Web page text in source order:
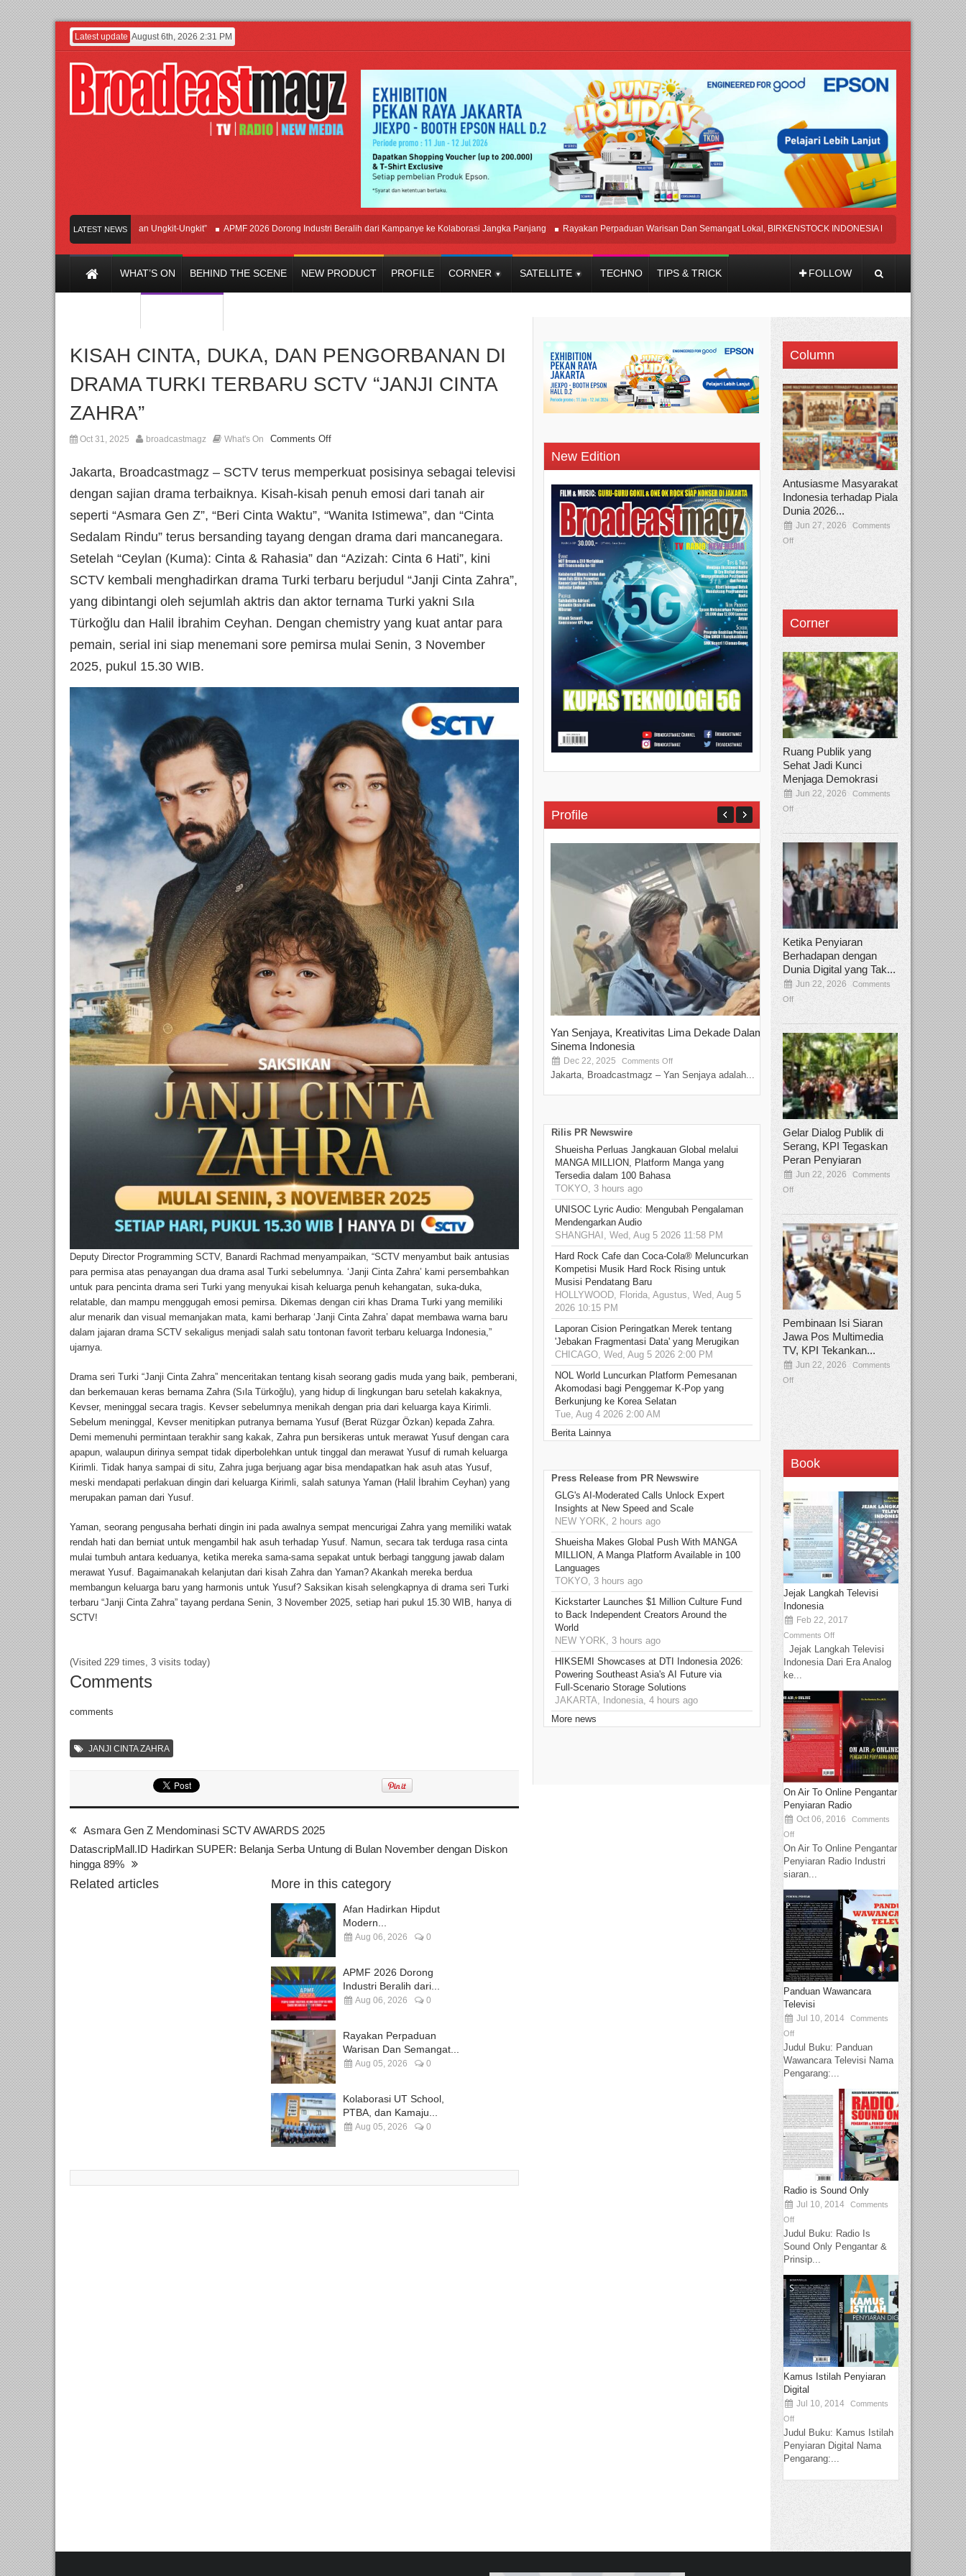
Latest update August 6th, 2026 2:31 PM
LATEST NEWS
Hipdut Modern “Jangan Ungkit-Ungkit” APMF 2026 Dorong Industri Beralih dari Kampanye ke Kolaborasi Jangka Panjang Rayakan Perpaduan Warisan Dan Semangat Lokal, BIRKENSTOCK INDONESIA Membuka Took di Ubud, Bali
WHAT’S ON BEHIND THE SCENE NEW PRODUCT PROFILE CORNER SATELLITE TECHNO TIPS & TRICK FOLLOW
KISAH CINTA, DUKA, DAN PENGORBANAN DI
DRAMA TURKI TERBARU SCTV “JANJI CINTA
ZAHRA”
Oct 31, 2025 broadcastmagz What's On Comments Off
Jakarta, Broadcastmagz – SCTV terus memperkuat posisinya sebagai televisi
dengan sajian drama terbaiknya. Kisah-kisah penuh emosi dari tanah air
seperti “Asmara Gen Z”, “Beri Cinta Waktu”, “Wanita Istimewa”, dan “Cinta
Sedalam Rindu” terus bersanding tayang dengan drama dari mancanegara.
Setelah “Ceylan (Kuma): Cinta & Rahasia” dan “Azizah: Cinta 6 Hati”, kini
SCTV kembali menghadirkan drama Turki terbaru berjudul “Janji Cinta Zahra”,
yang dibintangi oleh sejumlah aktris dan aktor ternama Turki yakni Sıla
Türkoğlu dan Halil İbrahim Ceyhan. Dengan chemistry yang kuat antar para
pemain, serial ini siap menemani sore pemirsa mulai Senin, 3 November
2025, pukul 15.30 WIB.
Deputy Director Programming SCTV, Banardi Rachmad menyampaikan, “SCTV menyambut baik antusias
para permisa atas penayangan dua drama asal Turki sebelumnya. ‘Janji Cinta Zahra’ kami persembahkan
untuk para pencinta drama seri Turki yang menyukai kisah keluarga penuh kehangatan, suka-duka,
relatable, dan mampu menggugah emosi pemirsa. Dikemas dengan ciri khas Drama Turki yang memiliki
alur menarik dan visual memanjakan mata, kami berharap ‘Janji Cinta Zahra’ dapat membawa warna baru
dalam jajaran drama SCTV sekaligus menjadi salah satu tontonan favorit terbaru keluarga Indonesia,”
ujarnya.
Drama seri Turki “Janji Cinta Zahra” menceritakan tentang kisah seorang gadis muda yang baik, pemberani,
dan berkemauan keras bernama Zahra (Sıla Türkoğlu), yang hidup di lingkungan baru setelah kakaknya,
Kevser, meninggal secara tragis. Kevser sebelumnya menikah dengan pria dari keluarga kaya Kirimli.
Sebelum meninggal, Kevser menitipkan putranya bernama Yusuf (Berat Rüzgar Özkan) kepada Zahra.
Demi memenuhi permintaan terakhir sang kakak, Zahra pun bersikeras untuk merawat Yusuf dengan cara
apapun, walaupun dirinya sempat tidak diperbolehkan untuk tinggal dan merawat Yusuf di rumah keluarga
Kirimli. Tidak hanya sampai di situ, Zahra juga berjuang agar bisa mendapatkan hak asuh atas Yusuf,
meski mendapati perlakuan dingin dari keluarga Kirimli, salah satunya Yaman (Halil İbrahim Ceyhan) yang
merupakan paman dari Yusuf.
Yaman, seorang pengusaha berhati dingin ini pada awalnya sempat mencurigai Zahra yang memiliki watak
rendah hati dan berniat untuk mengambil hak asuh terhadap Yusuf. Namun, secara tak terduga rasa cinta
mulai tumbuh antara keduanya, ketika mereka sama-sama sepakat untuk berbagi tanggung jawab dalam
merawat Yusuf. Bagaimanakah kelanjutan dari kisah Zahra dan Yaman? Akankah mereka berdua
membangun keluarga baru yang harmonis untuk Yusuf? Saksikan kisah selengkapnya di drama seri Turki
terbaru “Janji Cinta Zahra” tayang perdana Senin, 3 November 2025, setiap hari pukul 15.30 WIB, hanya di
SCTV!
(Visited 229 times, 3 visits today)
Comments
comments
JANJI CINTA ZAHRA
Asmara Gen Z Mendominasi SCTV AWARDS 2025
DatascripMall.ID Hadirkan SUPER: Belanja Serba Untung di Bulan November dengan Diskon
hingga 89%
Related articles More in this category
Afan Hadirkan Hipdut
Modern...
Aug 06, 2026 0
APMF 2026 Dorong
Industri Beralih dari...
Aug 06, 2026 0
Rayakan Perpaduan
Warisan Dan Semangat...
Aug 05, 2026 0
Kolaborasi UT School,
PTBA, dan Kamaju...
Aug 05, 2026 0
New Edition
Profile
Yan Senjaya, Kreativitas Lima Dekade Dalam
Sinema Indonesia
Dec 22, 2025 Comments Off
Jakarta, Broadcastmagz – Yan Senjaya adalah...
Tamee Irelly Menjadi Juri Open
Film Terbaru...
Sep 08, 2025 Comments Off
Bekasi, Broadcastmagz – Dalam upaya
talenta...
Rilis PR Newswire
Shueisha Perluas Jangkauan Global melalui
MANGA MILLION, Platform Manga yang
Tersedia dalam 100 Bahasa
TOKYO, 3 hours ago
UNISOC Lyric Audio: Mengubah Pengalaman
Mendengarkan Audio
SHANGHAI, Wed, Aug 5 2026 11:58 PM
Hard Rock Cafe dan Coca-Cola® Meluncurkan
Kompetisi Musik Hard Rock Rising untuk
Musisi Pendatang Baru
HOLLYWOOD, Florida, Agustus, Wed, Aug 5
2026 10:15 PM
Laporan Cision Peringatkan Merek tentang
'Jebakan Fragmentasi Data' yang Merugikan
CHICAGO, Wed, Aug 5 2026 2:00 PM
NOL World Luncurkan Platform Pemesanan
Akomodasi bagi Penggemar K-Pop yang
Berkunjung ke Korea Selatan
Tue, Aug 4 2026 2:00 AM
Berita Lainnya
Press Release from PR Newswire
GLG's AI-Moderated Calls Unlock Expert
Insights at New Speed and Scale
NEW YORK, 2 hours ago
Shueisha Makes Global Push With MANGA
MILLION, A Manga Platform Available in 100
Languages
TOKYO, 3 hours ago
Kickstarter Launches $1 Million Culture Fund
to Back Independent Creators Around the
World
NEW YORK, 3 hours ago
HIKSEMI Showcases at DTI Indonesia 2026:
Powering Southeast Asia's AI Future via
Full‑Scenario Storage Solutions
JAKARTA, Indonesia, 4 hours ago
More news
Column
Antusiasme Masyarakat
Indonesia terhadap Piala
Dunia 2026...
Jun 27, 2026
Comments
Off
Corner
Ruang Publik yang
Sehat Jadi Kunci
Menjaga Demokrasi
Jun 22, 2026
Comments
Off
Ketika Penyiaran
Berhadapan dengan
Dunia Digital yang Tak...
Jun 22, 2026
Comments
Off
Gelar Dialog Publik di
Serang, KPI Tegaskan
Peran Penyiaran
Jun 22, 2026
Comments
Off
Pembinaan Isi Siaran
Jawa Pos Multimedia
TV, KPI Tekankan...
Jun 22, 2026
Comments
Off
Book
Jejak Langkah Televisi
Indonesia
Feb 22, 2017
Comments Off
Jejak Langkah Televisi
Indonesia Dari Era Analog
ke...
On Air To Online Pengantar
Penyiaran Radio
Oct 06, 2016
Comments
Off
On Air To Online Pengantar
Penyiaran Radio Industri
siaran...
Panduan Wawancara
Televisi
Jul 10, 2014
Comments
Off
Judul Buku: Panduan
Wawancara Televisi Nama
Pengarang:...
Radio is Sound Only
Jul 10, 2014
Comments
Off
Judul Buku: Radio Is
Sound Only Pengantar &
Prinsip...
Kamus Istilah Penyiaran
Digital
Jul 10, 2014
Comments
Off
Judul Buku: Kamus Istilah
Penyiaran Digital Nama
Pengarang:...